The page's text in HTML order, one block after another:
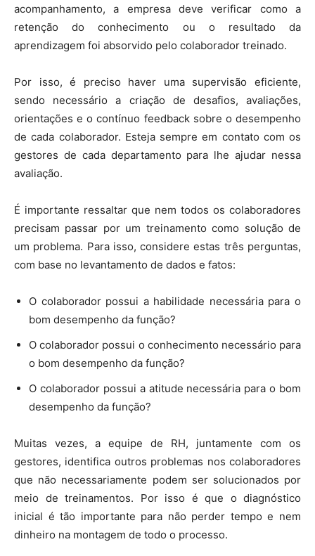
acompanhamento, a empresa deve verificar como a
retenção do conhecimento ou o resultado da
aprendizagem foi absorvido pelo colaborador treinado.
Por isso, é preciso haver uma supervisão eficiente,
sendo necessário a criação de desafios, avaliações,
orientações e o contínuo feedback sobre o desempenho
de cada colaborador. Esteja sempre em contato com os
gestores de cada departamento para lhe ajudar nessa
avaliação.
É importante ressaltar que nem todos os colaboradores
precisam passar por um treinamento como solução de
um problema. Para isso, considere estas três perguntas,
com base no levantamento de dados e fatos:
O colaborador possui a habilidade necessária para o
bom desempenho da função?
O colaborador possui o conhecimento necessário para
o bom desempenho da função?
O colaborador possui a atitude necessária para o bom
desempenho da função?
Muitas vezes, a equipe de RH, juntamente com os
gestores, identifica outros problemas nos colaboradores
que não necessariamente podem ser solucionados por
meio de treinamentos. Por isso é que o diagnóstico
inicial é tão importante para não perder tempo e nem
dinheiro na montagem de todo o processo.